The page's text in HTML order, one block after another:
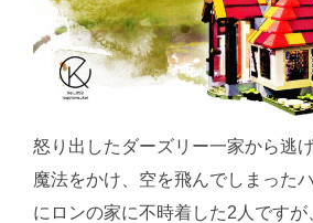
怒り出したダーズリー一家から逃
魔法をかけ、空を飛んでしまった
にロンの家に不時着した2人ですが